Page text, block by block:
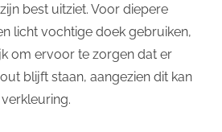
best uitziet. Voor diepere
licht vochtige doek gebruiken,
om ervoor te zorgen dat er
blijft staan, aangezien dit kan